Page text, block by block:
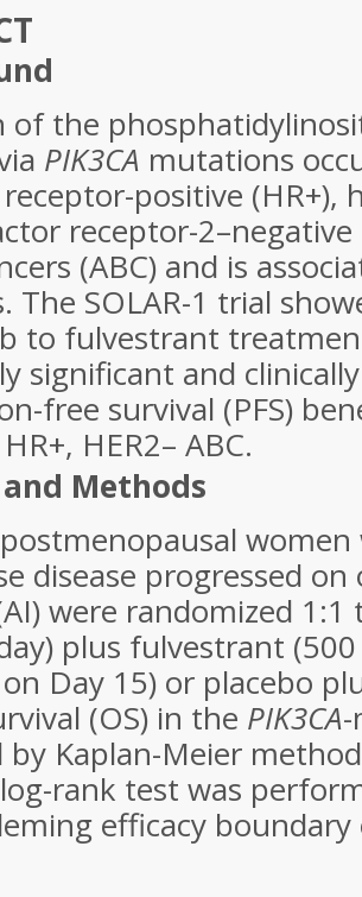
of the
PIK3CA mutations
positive (HR+),
receptor-2–negative
(ABC) and is
The SOLAR-1 trial
to fulvestrant
significant and
free survival (PFS)
HER2– ABC.
Methods
women
disease progressed
were randomized 1:1
plus fulvestrant
Day 15) or placebo
(OS) in the PIK3CA
by Kaplan-Meier
rank test was
efficacy